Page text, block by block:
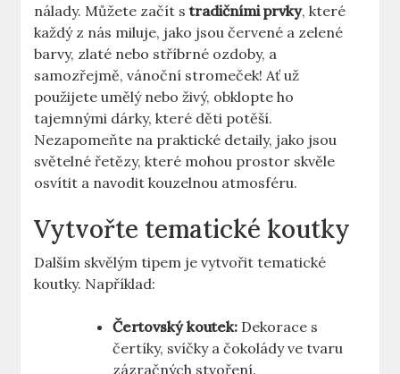
nálady. Můžete začít stradičními prvky, které
každý z nás miluje, jako jsou červené a zelené
barvy, zlaté nebo stříbrné ozdoby, a
samozřejmě, vánoční stromeček! Ať už
použijete umělý nebo živý, obklopte ho
tajemnými dárky, které děti potěší.
Nezapomeňte na praktické detaily, jako jsou
světelné řetězy, které mohou prostor skvěle
osvítit a navodit kouzelnou atmosféru.
Vytvořte tematické koutky
Dalším skvělým tipem je vytvořit tematické
koutky. Například:
Čertovský koutek: Dekorace s
čertíky, svíčky a čokolády ve tvaru
zázračných stvoření.